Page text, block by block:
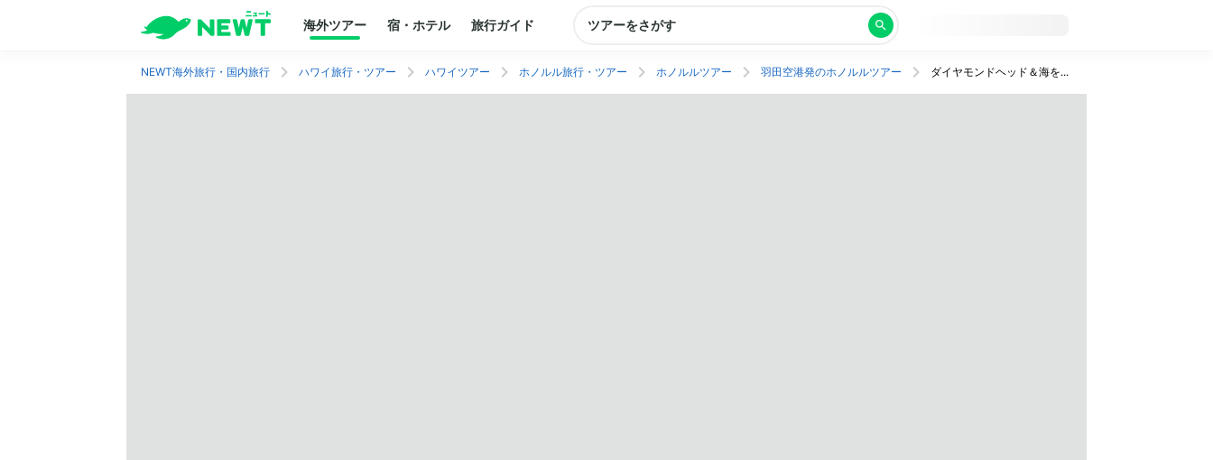
海外ツアー 宿・ホテル 旅行ガイド ツアーをさがす
NEWT海外旅行・国内旅行 ハワイ旅行・ツアー ハワイツアー ホノルル旅行・ツアー ホノルルツアー 羽田空港発のホノルルツアー ダイヤモンドヘッド＆海を一望！朝食つきプランで老舗5つ星ホテルに宿泊。